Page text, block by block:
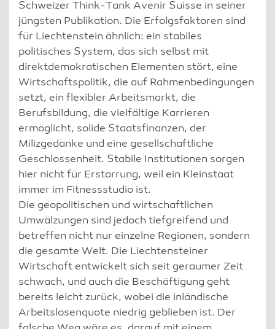
Schweizer Think-Tank Avenir Suisse in seiner
jüngsten Publikation. Die Erfolgsfaktoren sind
für Liechtenstein ähnlich: ein stabiles
politisches System, das sich selbst mit
direktdemokratischen Elementen stört, eine
Wirtschaftspolitik, die auf Rahmenbedingungen
setzt, ein flexibler Arbeitsmarkt, die
Berufsbildung, die vielfältige Karrieren
ermöglicht, solide Staatsfinanzen, der
Milizgedanke und eine gesellschaftliche
Geschlossenheit. Stabile Institutionen sorgen
hier nicht für Erstarrung, weil ein Kleinstaat
immer im Fitnessstudio ist.
Die geopolitischen und wirtschaftlichen
Umwälzungen sind jedoch tiefgreifend und
betreffen nicht nur einzelne Regionen, sondern
die gesamte Welt. Die Liechtensteiner
Wirtschaft entwickelt sich seit geraumer Zeit
schwach, und auch die Beschäftigung geht
bereits leicht zurück, wobei die inländische
Arbeitslosenquote niedrig geblieben ist. Der